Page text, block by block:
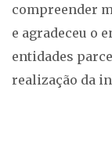
compreender
e agradeceu o
entidades
realização da